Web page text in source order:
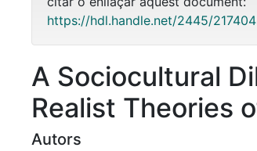
https://hdl.handle.net/2445/217404
A Sociocultural
Realist Theories
Autors